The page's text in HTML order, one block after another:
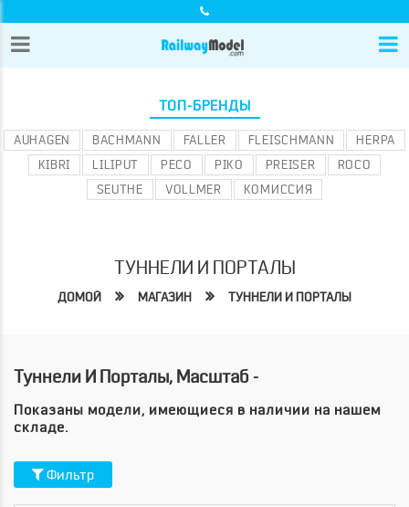
ТОП-БРЕНДЫ
AUHAGEN BACHMANN FALLER FLEISCHMANN
HERPA
KIBRI
LILIPUT PECO PIKO PREISER
ROCO
SEUTHE
VOLLMER КОМИССИЯ
ТУННЕЛИ И ПОРТАЛЫ
ДОМОЙ МАГАЗИН ТУННЕЛИ И ПОРТАЛЫ
Туннели И Порталы, Масштаб -
Показаны модели, имеющиеся в наличии на нашем
складе.
Фильтр